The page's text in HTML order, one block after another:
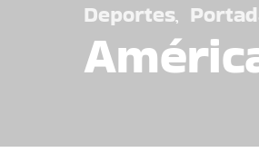
Deportes